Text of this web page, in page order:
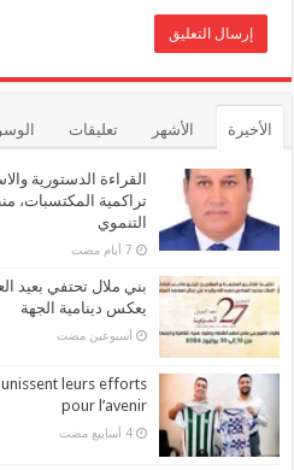
الأخيرة الأشهر تعليقات
القراءة الدستورية
تراكمية المكتسبات،
التنموي
بني ملال تحتفي بعيد
يعكس دينامية الجهة
‏أسبوعين مضت
unissent leurs efforts
pour l’avenir
‏4 أسابيع مضت